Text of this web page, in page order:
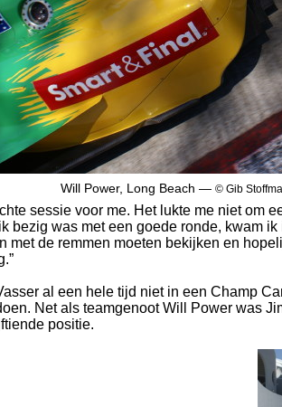
Will Power, Long Beach — © Gib
sessie voor me. Het lukte me niet om
bezig was met een goede ronde, kwam
met de remmen moeten bekijken en
al een hele tijd niet in een Champ
Net als teamgenoot Will Power was
positie.